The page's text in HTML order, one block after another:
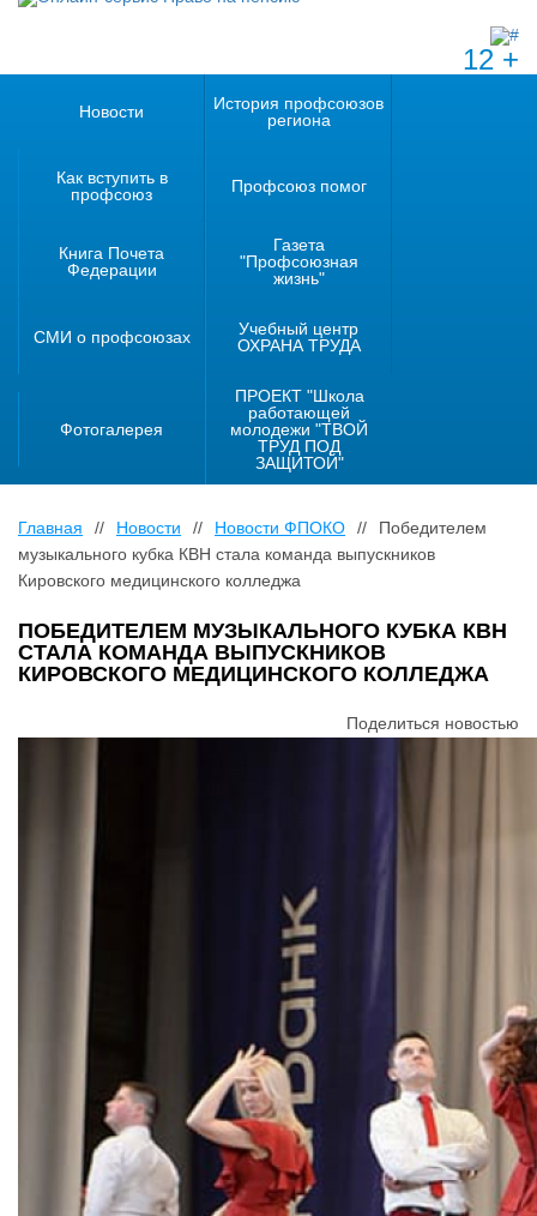
12 +
Новости
История профсоюзов
региона
Как вступить в
профсоюз
Профсоюз помог
Книга Почета
Федерации
Газета
"Профсоюзная
жизнь"
СМИ о профсоюзах
Учебный центр
ОХРАНА ТРУДА
Фотогалерея
ПРОЕКТ "Школа
работающей
молодежи "ТВОЙ
ТРУД ПОД
ЗАЩИТОЙ"
Главная // Новости // Новости ФПОКО //
Победителем
музыкального кубка КВН стала команда выпускников
Кировского медицинского колледжа
ПОБЕДИТЕЛЕМ МУЗЫКАЛЬНОГО КУБКА КВН
СТАЛА КОМАНДА ВЫПУСКНИКОВ
КИРОВСКОГО МЕДИЦИНСКОГО КОЛЛЕДЖА
Поделиться новостью